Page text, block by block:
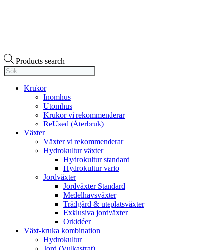
Products search
Krukor
Inomhus
Utomhus
Krukor vi rekommenderar
ReUsed (Återbruk)
Växter
Växter vi rekommenderar
Hydrokultur växter
Hydrokultur standard
Hydrokultur vario
Jordväxter
Jordväxter Standard
Medelhavsväxter
Trädgård & uteplatsväxter
Exklusiva jordväxter
Orkidéer
Växt-kruka kombination
Hydrokultur
Jord (Vulkastrat)